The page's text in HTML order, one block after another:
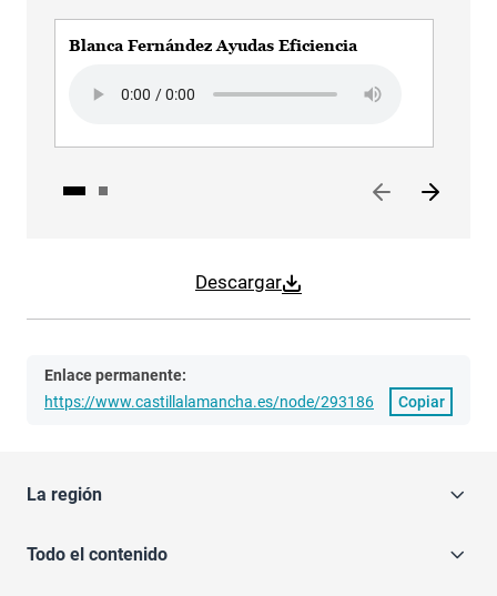
Descargar
Blanca Fernández Ayudas Eficiencia
Enlace permanente:
https://www.castillalamancha.es/node/293186
Copiar
La región
Todo el contenido